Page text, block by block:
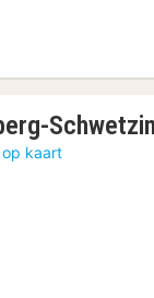
op kaart